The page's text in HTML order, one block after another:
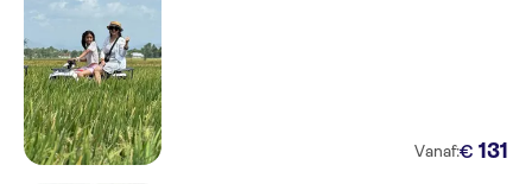
Vanaf:€ 131